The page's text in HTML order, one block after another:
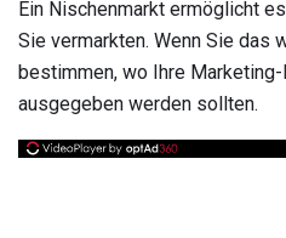
Ein Nischenmarkt ermöglicht
Sie vermarkten. Wenn Sie das
bestimmen, wo Ihre
ausgegeben werden sollten.